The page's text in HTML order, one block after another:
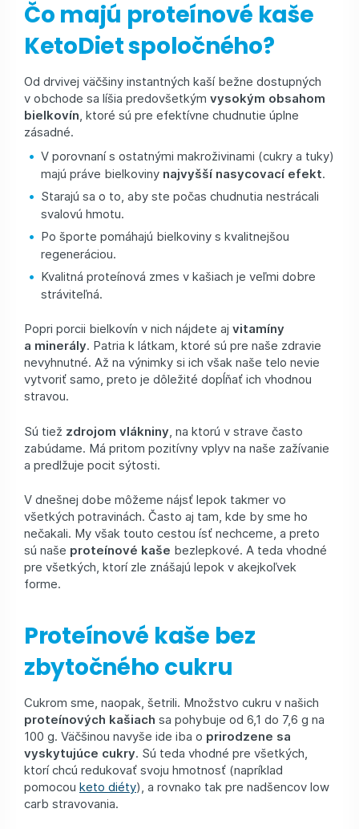
Čo majú proteínové kaše
KetoDiet spoločného?
Od drvivej väčšiny instantných kaší bežne dostupných
v obchode sa líšia predovšetkým vysokým obsahom
bielkovín, ktoré sú pre efektívne chudnutie úplne
zásadné.
V porovnaní s ostatnými makroživinami (cukry a tuky)
majú práve bielkoviny najvyšší nasycovací efekt.
Starajú sa o to, aby ste počas chudnutia nestrácali
svalovú hmotu.
Po športe pomáhajú bielkoviny s kvalitnejšou
regeneráciou.
Kvalitná proteínová zmes v kašiach je veľmi dobre
stráviteľná.
Popri porcii bielkovín v nich nájdete aj vitamíny
a minerály. Patria k látkam, ktoré sú pre naše zdravie
nevyhnutné. Až na výnimky si ich však naše telo nevie
vytvoriť samo, preto je dôležité dopĺňať ich vhodnou
stravou.
Sú tiež zdrojom vlákniny , na ktorú v strave často
zabúdame. Má pritom pozitívny vplyv na naše zažívanie
a predlžuje pocit sýtosti.
V dnešnej dobe môžeme nájsť lepok takmer vo
všetkých potravinách. Často aj tam, kde by sme ho
nečakali. My však touto cestou ísť nechceme, a preto
sú naše proteínové kaše bezlepkové. A teda vhodné
pre všetkých, ktorí zle znášajú lepok v akejkoľvek
forme.
Proteínové kaše bez
zbytočného cukru
Cukrom sme, naopak, šetrili. Množstvo cukru v našich
proteínových kašiach sa pohybuje od 6,1 do 7,6 g na
100 g. Väčšinou navyše ide iba o prirodzene sa
vyskytujúce cukry. Sú teda vhodné pre všetkých,
ktorí chcú redukovať svoju hmotnosť (napríklad
pomocou keto diéty), a rovnako tak pre nadšencov low
carb stravovania.